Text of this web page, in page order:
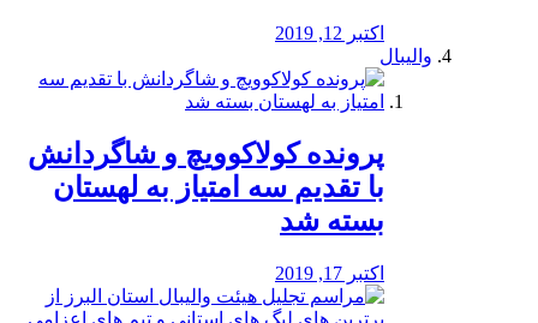
اکتبر 12, 2019
والیبال
پرونده کولاکوویچ و شاگردانش
با تقدیم سه امتیاز به لهستان
بسته شد
اکتبر 17, 2019